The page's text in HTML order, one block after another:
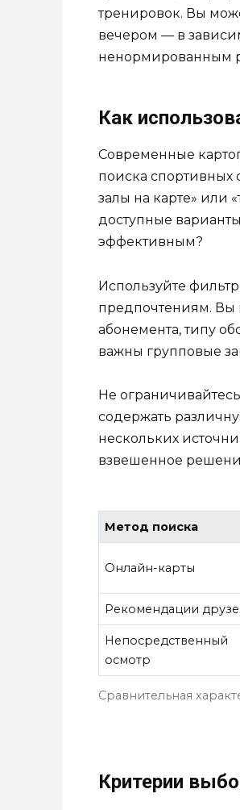
тренировок. Вы
вечером — в
ненормированным
Как
Современные
поиска спортивных
залы на карте» или
доступные
эффективным?
Используйте
предпочтениям. Вы
абонемента, типу
важны групповые
Не
содержать
нескольких
взвешенное
Сравнительная
Метод поиска
Онлайн-карты
Рекомендации
Непосредственный
осмотр
Критерии